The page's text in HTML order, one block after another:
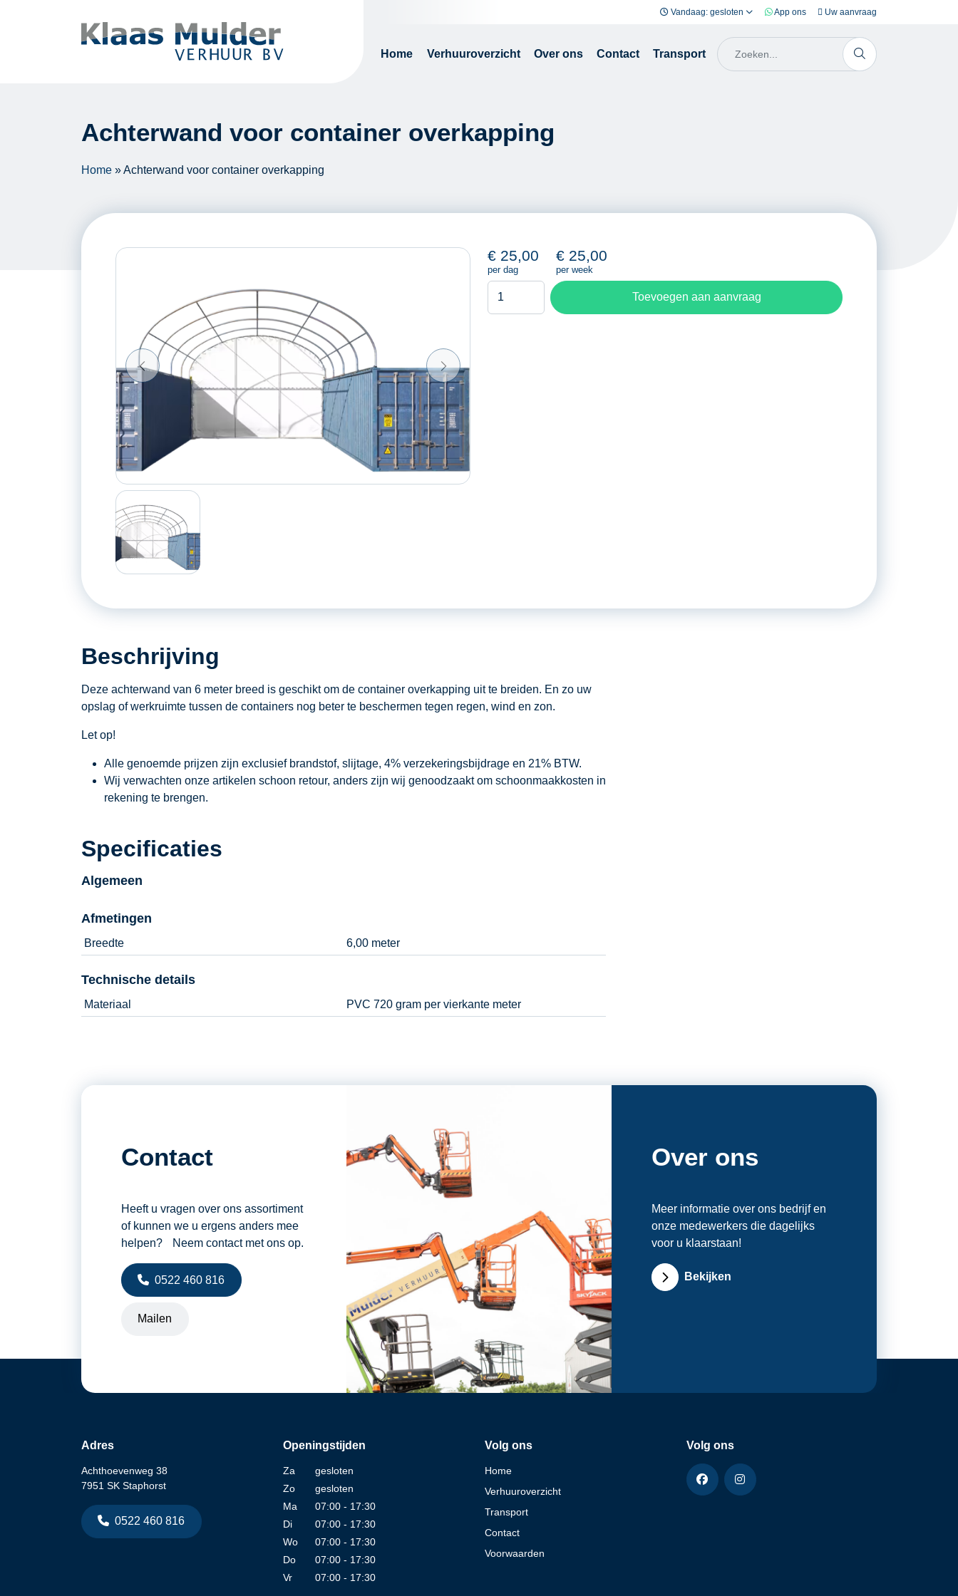
Vandaag: gesloten App ons Uw aanvraag
Home Verhuuroverzicht Over ons Contact Transport
Achterwand voor container overkapping
Home »Achterwand voor container overkapping
€ 25,00
per dag
€ 25,00
per week
Toevoegen aan aanvraag
Beschrijving
Deze achterwand van 6 meter breed is geschikt om de container overkapping uit te breiden. En zo uw
opslag of werkruimte tussen de containers nog beter te beschermen tegen regen, wind en zon.
Let op!
Alle genoemde prijzen zijn exclusief brandstof, slijtage, 4% verzekeringsbijdrage en 21% BTW.
Wij verwachten onze artikelen schoon retour, anders zijn wij genoodzaakt om schoonmaakkosten in
rekening te brengen.
Specificaties
Algemeen
Afmetingen
Breedte 6,00 meter
Technische details
Materiaal PVC 720 gram per vierkante meter
Contact
Heeft u vragen over ons assortiment
of kunnen we u ergens anders mee
helpen? Neem contact met ons op.
0522 460 816
Mailen
Over ons
Meer informatie over ons bedrijf en
onze medewerkers die dagelijks
voor u klaarstaan!
Bekijken
Adres
Achthoevenweg 38
7951 SK Staphorst
0522 460 816
Openingstijden
Za
gesloten
Zo
gesloten
Ma
07:00 - 17:30
Di
07:00 - 17:30
Wo
07:00 - 17:30
Do
07:00 - 17:30
Vr
07:00 - 17:30
Volg ons
Home
Verhuuroverzicht
Transport
Contact
Voorwaarden
Volg ons